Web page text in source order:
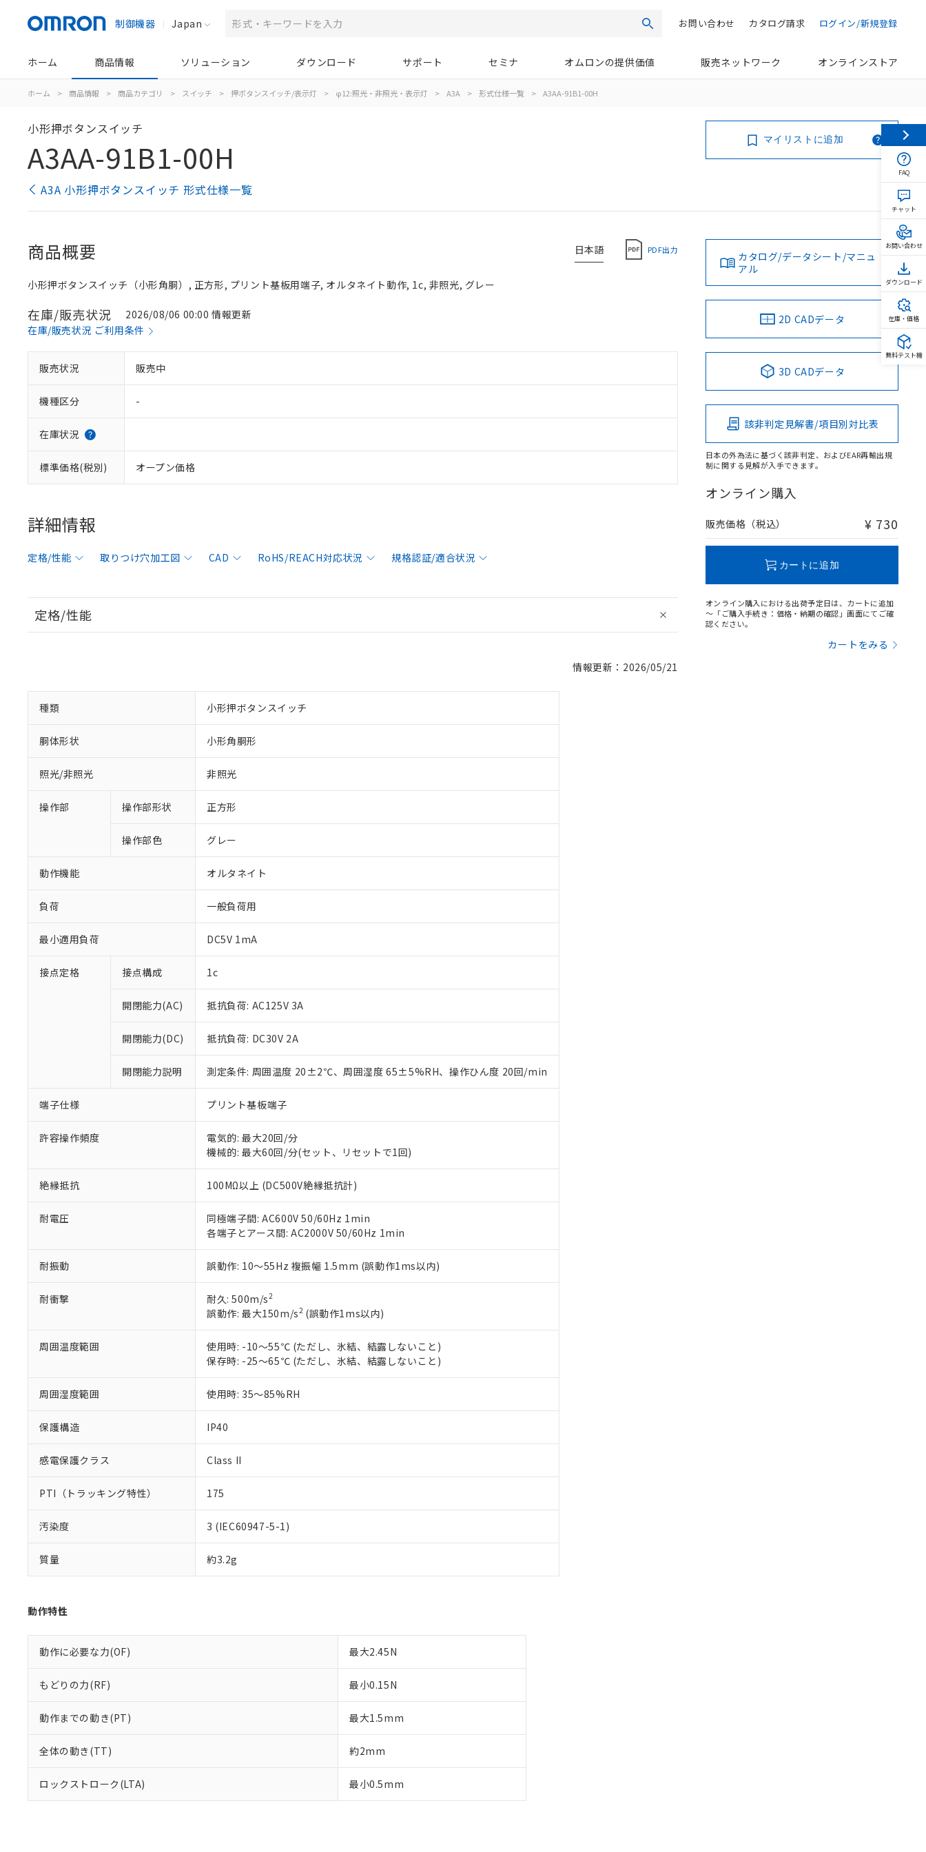
制御機器 Japan 検索 ログイン/新規登録
カタログ請求
お問い合わせ
ホーム 商品情報 ソリューション ダウンロード サポート セミナ オムロンの提供価値 販売ネットワーク オンラインストア
ホーム > 商品情報 > 商品カテゴリ > スイッチ > 押ボタンスイッチ/表示灯 > φ12:照光・非照光・表示灯 > A3A > 形式仕様一覧 > A3AA-91B1-00H
小形押ボタンスイッチ
A3AA-91B1-00H
A3A 小形押ボタンスイッチ 形式仕様一覧
マイリストに追加
日本語 PDF出力
商品概要
小形押ボタンスイッチ（小形角胴）, 正方形, プリント基板用端子, オルタネイト動作, 1c, 非照光, グレー
在庫/販売状況
2026/08/06 00:00 情報更新
在庫/販売状況 ご利用条件
販売状況 販売中
機種区分 -
在庫状況
標準価格(税別) オープン価格
詳細情報
定格/性能 取りつけ穴加工図 CAD RoHS/REACH対応状況 規格認証/適合状況
定格/性能
情報更新：2026/05/21
種類 小形押ボタンスイッチ
胴体形状 小形角胴形
照光/非照光 非照光
操作部 操作部形状 正方形
操作部色 グレー
動作機能 オルタネイト
負荷 一般負荷用
最小適用負荷 DC5V 1mA
接点定格 接点構成 1c
開閉能力(AC) 抵抗負荷: AC125V 3A
開閉能力(DC) 抵抗負荷: DC30V 2A
開閉能力説明 測定条件: 周囲温度 20±2℃、周囲湿度 65±5%RH、操作ひん度 20回/min
端子仕様 プリント基板端子
許容操作頻度
電気的: 最大20回/分
機械的: 最大60回/分(セット、リセットで1回)
絶縁抵抗 100MΩ以上 (DC500V絶縁抵抗計)
耐電圧
同極端子間: AC600V 50/60Hz 1min
各端子とアース間: AC2000V 50/60Hz 1min
耐振動 誤動作: 10～55Hz 複振幅 1.5mm (誤動作1ms以内)
耐衝撃 耐久: 500m/s2
誤動作: 最大150m/s2(誤動作1ms以内)
周囲温度範囲
使用時: -10～55℃ (ただし、氷結、結露しないこと)
保存時: -25～65℃ (ただし、氷結、結露しないこと)
周囲湿度範囲 使用時: 35～85%RH
保護構造 IP40
感電保護クラス Class II
PTI（トラッキング特性） 175
汚染度 3 (IEC60947-5-1)
質量 約3.2g
動作特性
動作に必要な力(OF) 最大2.45N
もどりの力(RF) 最小0.15N
動作までの動き(PT) 最大1.5mm
全体の動き(TT) 約2mm
ロックストローク(LTA) 最小0.5mm
カタログ/データシート/マニュ
アル
2D CADデータ
3D CADデータ
該非判定見解書/項目別対比表
日本の外為法に基づく該非判定、およびEAR再輸出規
制に関する見解が入手できます。
オンライン購入
販売価格（税込） ¥ 730
カートに追加
オンライン購入における出荷予定日は、カートに追加
～「ご購入手続き：価格・納期の確認」画面にてご確
認ください。
カートをみる
ご利用条件
以下の条件をお読みいただき、同意のうえご利用ください。
本サービスは、当社制御機器事業取扱商品の当社在庫状況および標準価格(税抜)を提供させていただ
くものです。
当社制御機器事業取扱商品の中には、本サービスの対象外となる商品もあることをご了承ください。
在庫状況および標準価格照会結果は、記載している更新日時点での社内データに基づき作成されるも
い。
正式な納期状況および標準価格はお客様のお取引先、またはお客様担当のオムロン制御機器販売店・
オムロン制御機器販売店や当社販売拠点は「
在庫状況および標準価格結果を当社の事前の承諾なく第三者に漏洩または開示しないようお願いしま
す。
マイパーツ機能（部品リスト作成サービス）をご利用いただくには、I-Webメンバーズにご登録され
ている必要があります。
お客様が当ウェブサイト上で当社にご登録された部品リストについて、当社および当社の共同利用者
が、当社の製品・サービスに関するお客様との取引・商談に必要な範囲で利用することをご了承くだ
※1 対応状況
対応済み：EU RoHS指令（10物質）の非含有に対応した製品が提供可能な商品です。
対応予定：EU RoHS指令（10物質）の非含有に対応した製品に切り替える予定のある商品です。
対応予定なし：EU RoHS指令（10物質）の非含有に非対応の商品で、対応品を出す予定はありません。
仕入先様の事情により、非含有部品としていたものが、含有品と判明した場合などやむを得ず変更すること
があります。
*EU RoHS指令（10物質）：
フタル酸ビス(2-エチルヘキシル) (DEHP)(別名：DOP) 1000ppm以下、フタル酸ブチルベンジル（BBP） 1000ppm以下、フタル酸ジブチ
ル（DBP） 1000ppm以下、フタル酸ジイソブチル (DIBP) 1000ppm以下
但し、RoHS指令で産業用監視および制御機器に対する適用除外項目は除く。
フタル酸エステル類の４物質については閾値を超える意図的な使用がないことを確認しています。
※2 対応予定月
部品在庫の切り替え状況などにより、予定月が前後することがあります。
※3 非含有証明書ダウンロード
EU RoHS指令（10物質）の非含有証明書
51物質の非含有証明書（当社基準）
※本証明書は発行日時点で非含有を証明するもので、過去に遡って非含有を証明するものではありません。
また、RoHS指令のフタル酸エステル類４物質の対応では、対応完了までの期間は出荷製品に未対応品が
混在することから備考欄に対応日を記載しておりました。
既に当社にて対応品への在庫切替を完了していることから、特段のことがない限り、2022年1月12日よ
り割愛しております。
※1 中国RoHS○×表
「○」：最大均質材料含有率が中国RoHSの基準値以下であることを示します。
「×」：最大均質材料含有率が中国RoHSの基準値を超えていることを示します。
*中国RoHS10物質の基準値 (GB/T26572)：
Pb(鉛) :1000ppm、 Hg(水銀) : 1000ppm、 Cd(カドミウム) : 100ppm、
DEHP(フタル酸ビス(2-エチルヘキシル)) : 1000ppm
※2 環境保護使用期限
「10」：通常の使用状況下において有害物質が外部に漏えいし、環境に深刻な影響を及ぼさない年数を意
味します。
「－」：未確認です。当社販売部門へお問い合わせください。
当社は、これら貴社製品のうち、外国為替および外国貿易法に定める商品（以下｢規制貨物等」とい
う）を輸出または国外への提供する場合は、日本国政府の輸出許可(または役務取引許可)を取得する
などの必要な手続きをとります。
当社は規制貨物を破棄する場合は、完全に破砕するなど、違法に輸出されないよう必要な手段を講じ
ます。
当社は貴社製品を、核兵器、ミサイル、化学兵器、生物兵器またはその他武器並びにこれらの製造装
置等に一切使用いたしません。
また当社は、販売先および販売に係わる関係者が違法に輸出するおそれがある場合は、取り引きをい
たしません。
号
－
在庫なし(最新の在庫状況については、お客様のお取引先、またはお客様担当のオムロン制御
空
受注生産機種、また在庫状況の情報を公開していない機種
FAQ
チャット
お問い合わせ
ダウンロード
在庫・価格
無料テスト機